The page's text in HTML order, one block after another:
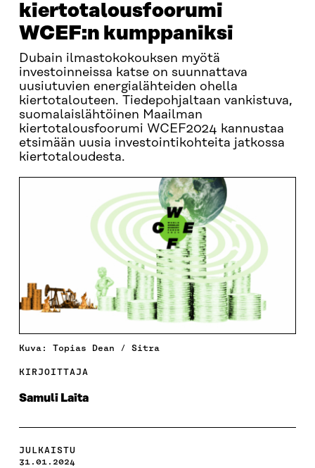
kiertotalousfoorumi
WCEF:n kumppaniksi
Dubain ilmastokokouksen myötä
investoinneissa katse on suunnattava
uusiutuvien energialähteiden ohella
kiertotalouteen. Tiedepohjaltaan vankistuva,
suomalaislähtöinen Maailman
kiertotalousfoorumi WCEF2024 kannustaa
etsimään uusia investointikohteita jatkossa
kiertotaloudesta.
Kuva: Topias Dean / Sitra
KIRJOITTAJA
Samuli Laita
JULKAISTU
31.01.2024